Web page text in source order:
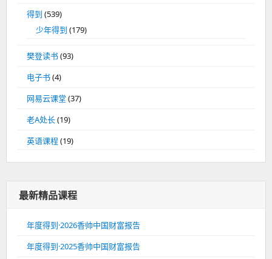
得到 (539)
少年得到 (179)
樊登读书(93)
电子书(4)
网易云课堂 (37)
老A处长(19)
英语课程(19)
最新精品课程
年度得到·2026香帅中国财富报告
年度得到·2025香帅中国财富报告